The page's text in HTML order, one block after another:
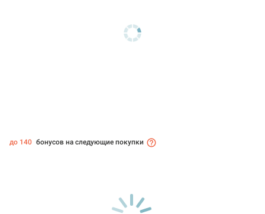
до 140 бонусов на следующие покупки